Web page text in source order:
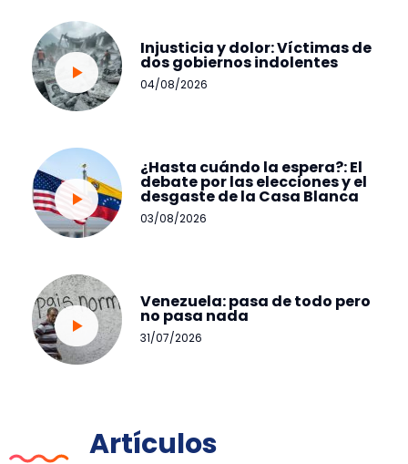
Injusticia y dolor: Víctimas de
dos gobiernos indolentes
04/08/2026
¿Hasta cuándo la espera?: El
debate por las elecciones y el
desgaste de la Casa Blanca
03/08/2026
Venezuela: pasa de todo pero
no pasa nada
31/07/2026
Artículos